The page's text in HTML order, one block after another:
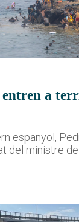
entren a
espanyol,
del ministre